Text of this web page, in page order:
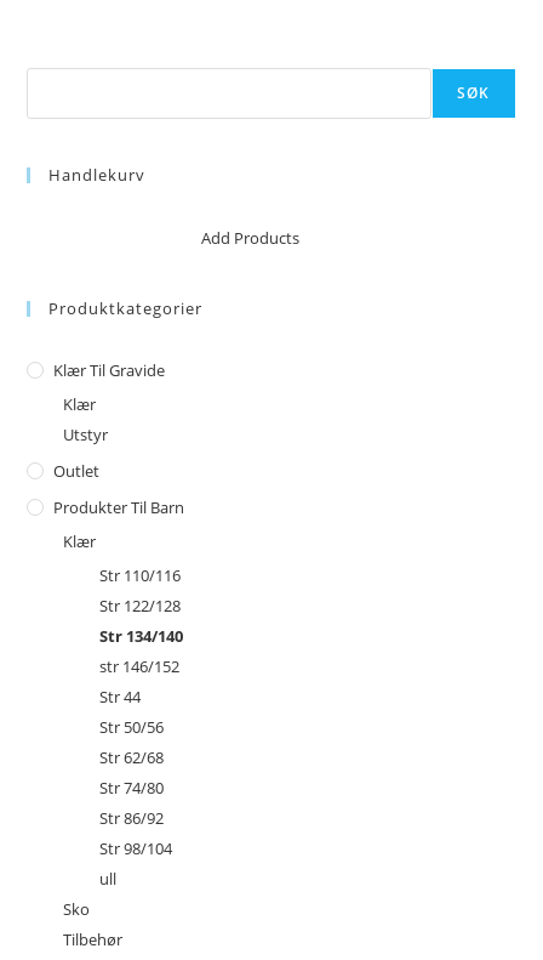
SØK
Handlekurv
No products in the cart.Add Products
Produktkategorier
Klær Til Gravide
Klær
Utstyr
Outlet
Produkter Til Barn
Klær
Str 110/116
Str 122/128
Str 134/140
str 146/152
Str 44
Str 50/56
Str 62/68
Str 74/80
Str 86/92
Str 98/104
ull
Sko
Tilbehør